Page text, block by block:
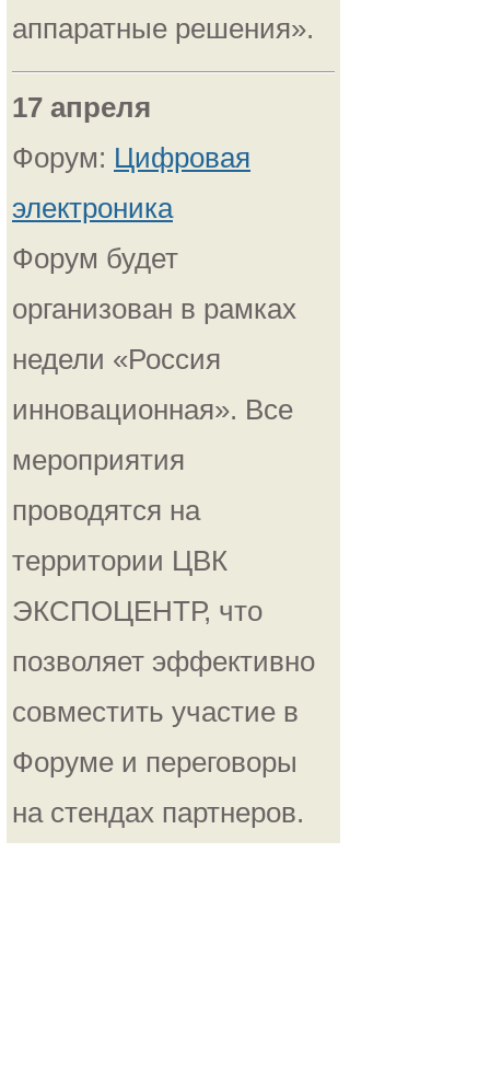
аппаратные решения».
17 апреля
Форум: Цифровая
электроника
Форум будет
организован в рамках
недели «Россия
инновационная». Все
мероприятия
проводятся на
территории ЦВК
ЭКСПОЦЕНТР, что
позволяет эффективно
совместить участие в
Форуме и переговоры
на стендах партнеров.